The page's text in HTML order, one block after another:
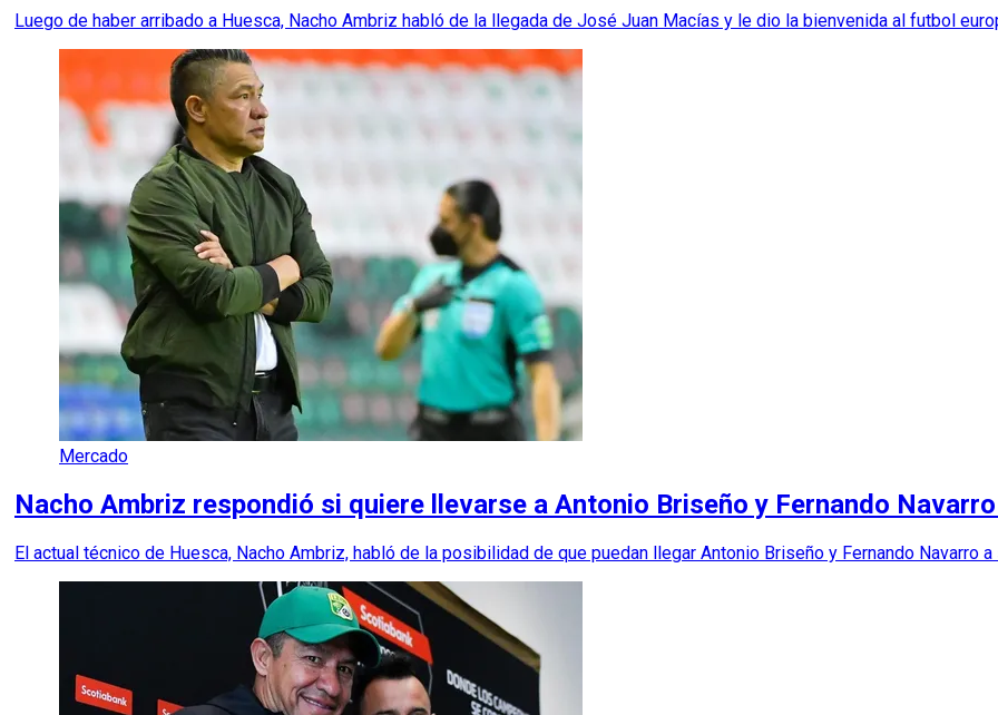
Luego de haber arribado a Huesca, Nacho Ambriz habló de la llegada de José Juan Macías y le dio la bienvenida al futbol
Mercado
Nacho Ambriz respondió si quiere llevarse a Antonio Briseño y Fernando
El actual técnico de Huesca, Nacho Ambriz, habló de la posibilidad de que puedan llegar Antonio Briseño y Fernando Navarro a